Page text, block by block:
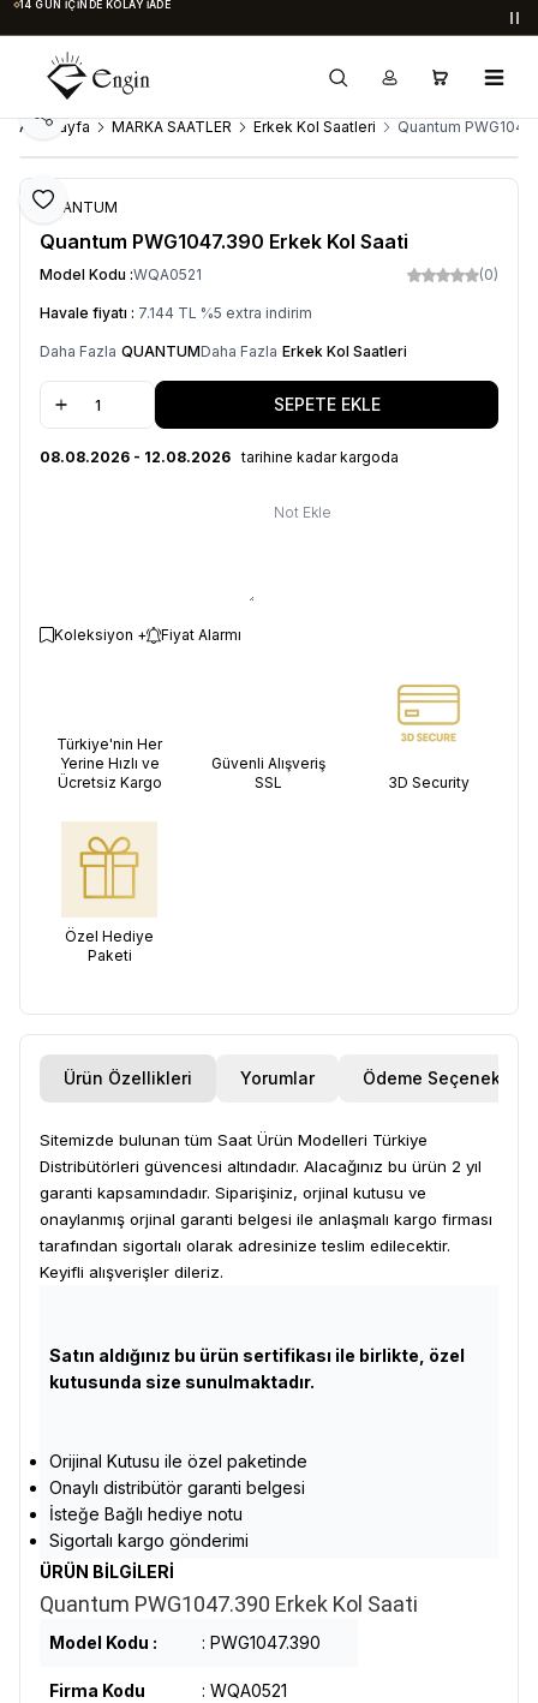
14 GÜN İÇINDE KOLAY İADE
Ana Sayfa MARKA SAATLER Erkek Kol Saatleri Quantum
Favoriye Ekle
Paylaş
QUANTUM
Quantum PWG1047.390 Erkek Kol Saati
Model Kodu :WQA0521 (0)
Havale fiyatı : 7.144 TL %5 extra indirim
Daha Fazla QUANTUMDaha Fazla Erkek Kol Saatleri
SEPETE EKLE
08.08.2026 - 12.08.2026 tarihine kadar kargoda
Not Ekle
Koleksiyon + Fiyat Alarmı
Türkiye'nin Her
Yerine Hızlı ve
Ücretsiz Kargo
Güvenli Alışveriş
SSL
3D Security
Özel Hediye
Paketi
Ürün Özellikleri Yorumlar Ödeme Seçenekleri
Sitemizde bulunan tüm Saat Ürün Modelleri Türkiye
Distribütörleri güvencesi altındadır. Alacağınız bu ürün 2 yıl
garanti kapsamındadır. Siparişiniz, orjinal kutusu ve
onaylanmış orjinal garanti belgesi ile anlaşmalı kargo firması
tarafından sigortalı olarak adresinize teslim edilecektir.
Keyifli alışverişler dileriz.
Satın aldığınız bu ürün sertifikası ile birlikte, özel
kutusunda size sunulmaktadır.
Orijinal Kutusu ile özel paketinde
Onaylı distribütör garanti belgesi
İsteğe Bağlı hediye notu
Sigortalı kargo gönderimi
ÜRÜN BİLGİLERİ
Quantum PWG1047.390 Erkek Kol Saati
Model Kodu : : PWG1047.390
Firma Kodu : WQA0521